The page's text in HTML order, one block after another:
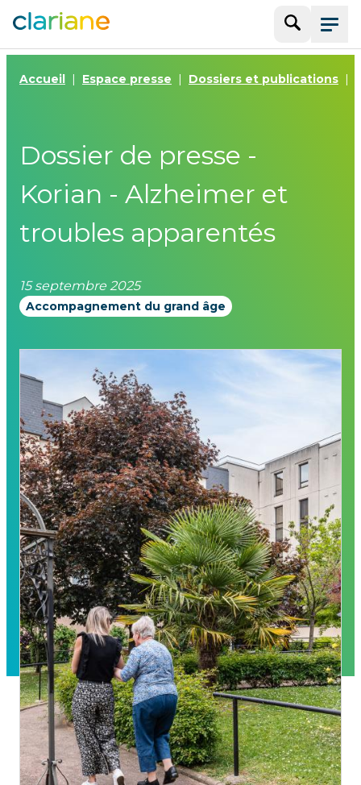
Menu
Accueil Espace presse Dossiers et publications
Dossier de presse -
Korian - Alzheimer et
troubles apparentés
15 septembre 2025
Accompagnement du grand âge